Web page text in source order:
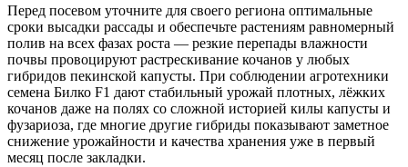
Перед посевом уточните для своего региона оптимальные
сроки высадки рассады и обеспечьте растениям равномерный
полив на всех фазах роста — резкие перепады влажности
почвы провоцируют растрескивание кочанов у любых
гибридов пекинской капусты. При соблюдении агротехники
семена Билко F1 дают стабильный урожай плотных, лёжких
кочанов даже на полях со сложной историей килы капусты и
фузариоза, где многие другие гибриды показывают заметное
снижение урожайности и качества хранения уже в первый
месяц после закладки.